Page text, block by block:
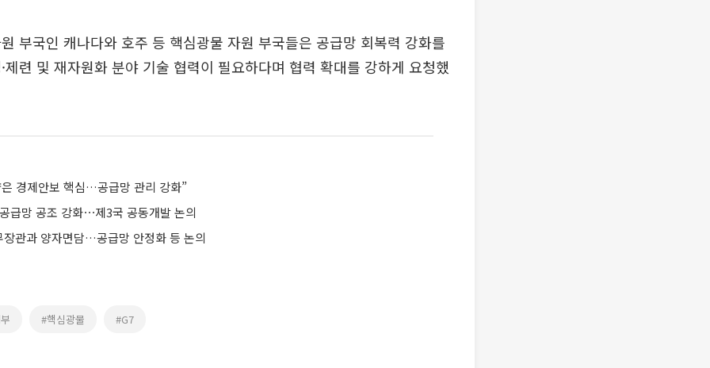
부국인 캐나다와 호주 등 핵심광물 자원 부국들은 공급망 회복력 강화를
제련 및 재자원화 분야 기술 협력이 필요하다며 협력 확대를 강하게 요청했
은 경제안보 핵심…공급망 관리 강화”
급망 공조 강화⋯제3국 공동개발 논의
장관과 양자면담…공급망 안정화 등 논의
#핵심광물 #G7